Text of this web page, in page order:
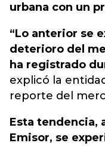
urbana con un
“Lo anterior se
deterioro del
ha registrado
explicó la
reporte del
Esta tendencia,
Emisor, se